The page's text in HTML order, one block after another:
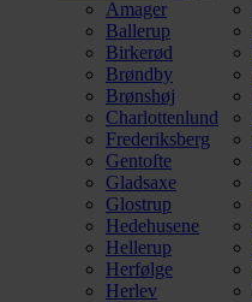
Amager
Ballerup
Birkerød
Brøndby
Brønshøj
Charlottenlund
Frederiksberg
Gentofte
Gladsaxe
Glostrup
Hedehusene
Hellerup
Herfølge
Herlev